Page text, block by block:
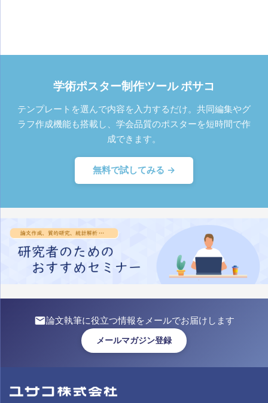
学術ポスター制作ツール ポサコ
テンプレートを選んで内容を入力するだけ。共同編集やグ
ラフ作成機能も搭載し、学会品質のポスターを短時間で作
成できます。
無料で試してみる →
論文執筆に役立つ情報をメールでお届けします
メールマガジン登録